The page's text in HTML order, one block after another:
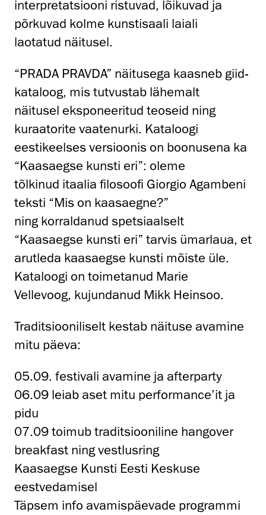
interpretatsiooni ristuvad, lõikuvad ja
põrkuvad kolme kunstisaali laiali
laotatud näitusel.
“PRADA PRAVDA” näitusega kaasneb giid-
kataloog, mis tutvustab lähemalt
näitusel eksponeeritud teoseid ning
kuraatorite vaatenurki. Kataloogi
eestikeelses versioonis on boonusena ka
“Kaasaegse kunsti eri”: oleme
tõlkinud itaalia filosoofi Giorgio Agambeni
teksti “Mis on kaasaegne?”
ning korraldanud spetsiaalselt
“Kaasaegse kunsti eri” tarvis ümarlaua, et
arutleda kaasaegse kunsti mõiste üle.
Kataloogi on toimetanud Marie
Vellevoog, kujundanud Mikk Heinsoo.
Traditsiooniliselt kestab näituse avamine
mitu päeva:
05.09. festivali avamine ja afterparty
06.09 leiab aset mitu performance’it ja
pidu
07.09 toimub traditsiooniline hangover
breakfast ning vestlusring
Kaasaegse Kunsti Eesti Keskuse
eestvedamisel
Täpsem info avamispäevade programmi